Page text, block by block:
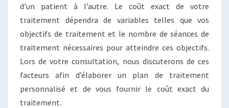
d’un patient à l’autre. Le coût exact de votre
traitement dépendra de variables telles que vos
objectifs de traitement et le nombre de séances de
traitement nécessaires pour atteindre ces objectifs.
Lors de votre consultation, nous discuterons de ces
facteurs afin d’élaborer un plan de traitement
personnalisé et de vous fournir le coût exact du
traitement.